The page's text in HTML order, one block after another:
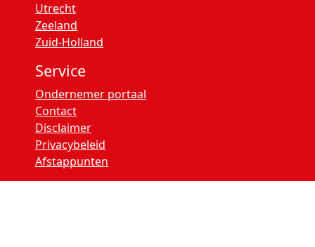
Utrecht
Zeeland
Zuid-Holland
Service
Ondernemer portaal
Contact
Disclaimer
Privacybeleid
Afstappunten